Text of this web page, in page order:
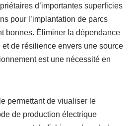
d’importantes superficies
pour l’implantation de parcs
bonnes. Éliminer la dépendance
de résilience envers une source
est une nécessité en
permettant de viualiser le
de production électrique